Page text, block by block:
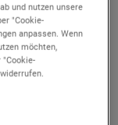
und
und nutzen unsere
"Cookie-
anpassen. Wenn
möchten,